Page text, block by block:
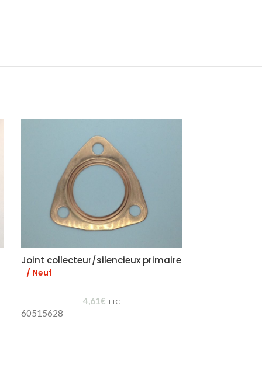
Joint collecteur/silencieux primaire
/ Neuf
4,61€ TTC
60515628